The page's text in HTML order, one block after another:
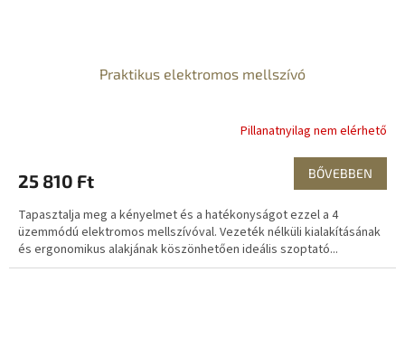
Praktikus elektromos mellszívó
Pillanatnyilag nem elérhető
25 810 Ft BŐVEBBEN
Tapasztalja meg a kényelmet és a hatékonyságot ezzel a 4
üzemmódú elektromos mellszívóval. Vezeték nélküli kialakításának
és ergonomikus alakjának köszönhetően ideális szoptató...